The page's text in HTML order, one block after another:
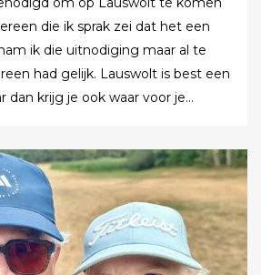
die ik sprak zei dat het een
ik die uitnodiging maar al te
had gelijk. Lauswolt is best een
dan krijg je ook waar voor je
dat ik het nu echt niet